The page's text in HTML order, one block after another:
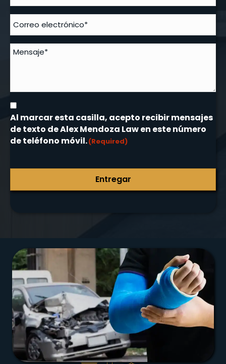
Al marcar esta casilla, acepto recibir mensajes
de texto de Alex Mendoza Law en este número
de teléfono móvil.(Required)